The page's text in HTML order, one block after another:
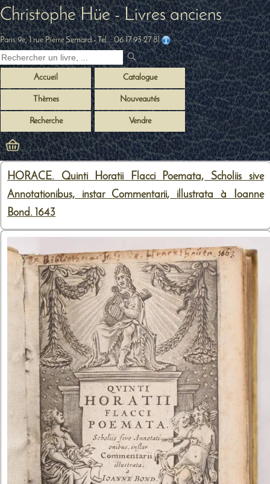
Christophe Hüe - Livres anciens
Paris 9e, 1 rue Pierre Semard- Tel. :06 17 93 27 81
Accueil Catalogue
Thèmes Nouveautés
Recherche Vendre
HORACE. Quinti Horatii Flacci Poemata, Scholiis sive
Annotationibus, instar Commentarii, illustrata à Ioanne
Bond. 1643